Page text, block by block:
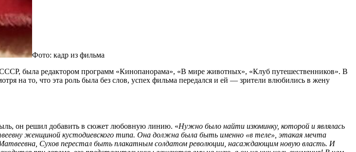
Фото: кадр из фильма
была редактором программ «Кинопанорама», «В мире животных», «Клуб путешественников». В
на то, что эта роль была без слов, успех фильма передался и ей — зрители влюбились в жену
он решил добавить в сюжет любовную линию. «Нужно было найти изюминку, которой и являлась
женщиной кустодиевского типа. Она должна была быть именно «в теле», этакая мечта
Сухов перестал быть плакатным солдатом революции, насаждающим новую власть. И